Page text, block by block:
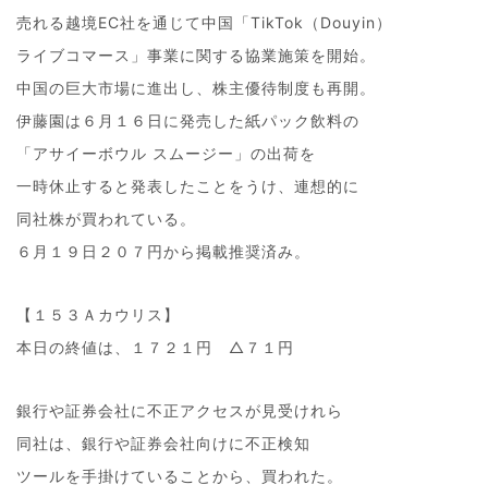
売れる越境EC社を通じて中国「TikTok（Douyin）
ライブコマース」事業に関する協業施策を開始。
中国の巨大市場に進出し、株主優待制度も再開。
伊藤園は６月１６日に発売した紙パック飲料の
「アサイーボウル スムージー」の出荷を
一時休止すると発表したことをうけ、連想的に
同社株が買われている。
６月１９日２０７円から掲載推奨済み。
【１５３Ａカウリス】
本日の終値は、１７２１円 △７１円
銀行や証券会社に不正アクセスが見受けれら
同社は、銀行や証券会社向けに不正検知
ツールを手掛けていることから、買われた。